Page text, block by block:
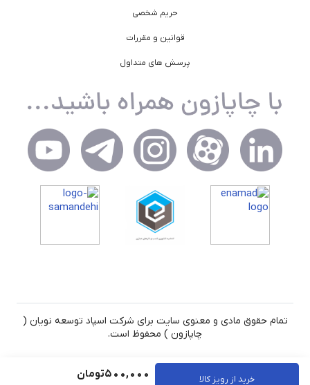
خرید از رویز کالا 500,000تومان
حریم شخصی
قوانین و مقررات
پرسش های متداول
تمام حقوق مادی و معنوی سایت برای شرکت اسپاد توسعه نویان (
چاپازون ) محفوظ است.